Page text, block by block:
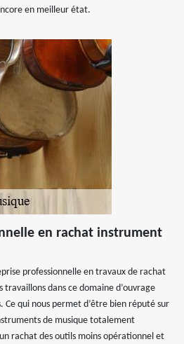
en meilleur état.
en rachat instrument
professionnelle en travaux de rachat
travaillons dans ce domaine d’ouvrage
Ce qui nous permet d’être bien réputé sur
de musique totalement
rachat des outils moins opérationnel et